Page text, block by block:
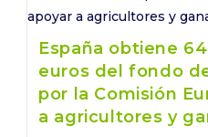
de
y
decreto
ley
que
amplía
España obtiene
euros del fondo
por la Comisión
a agricultores y